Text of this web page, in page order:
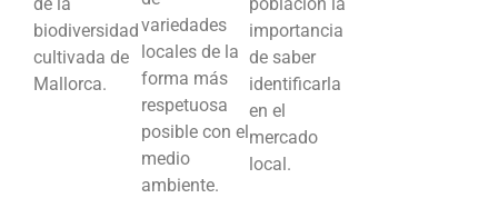
de la
biodiversidad
cultivada de
Mallorca.
variedades
locales de la
forma más
respetuosa
posible con el
medio
ambiente.
población la
importancia
de saber
identificarla
en el
mercado
local.